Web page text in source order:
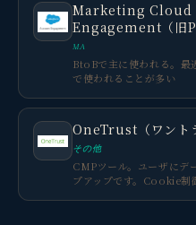
Marketing Cloud
Engagement（旧
MA
BtoBで主に使われる。
で使われることが多い
OneTrust（ワント
その他
CMPツール。ユーザにデ
プアップです。Cookie制